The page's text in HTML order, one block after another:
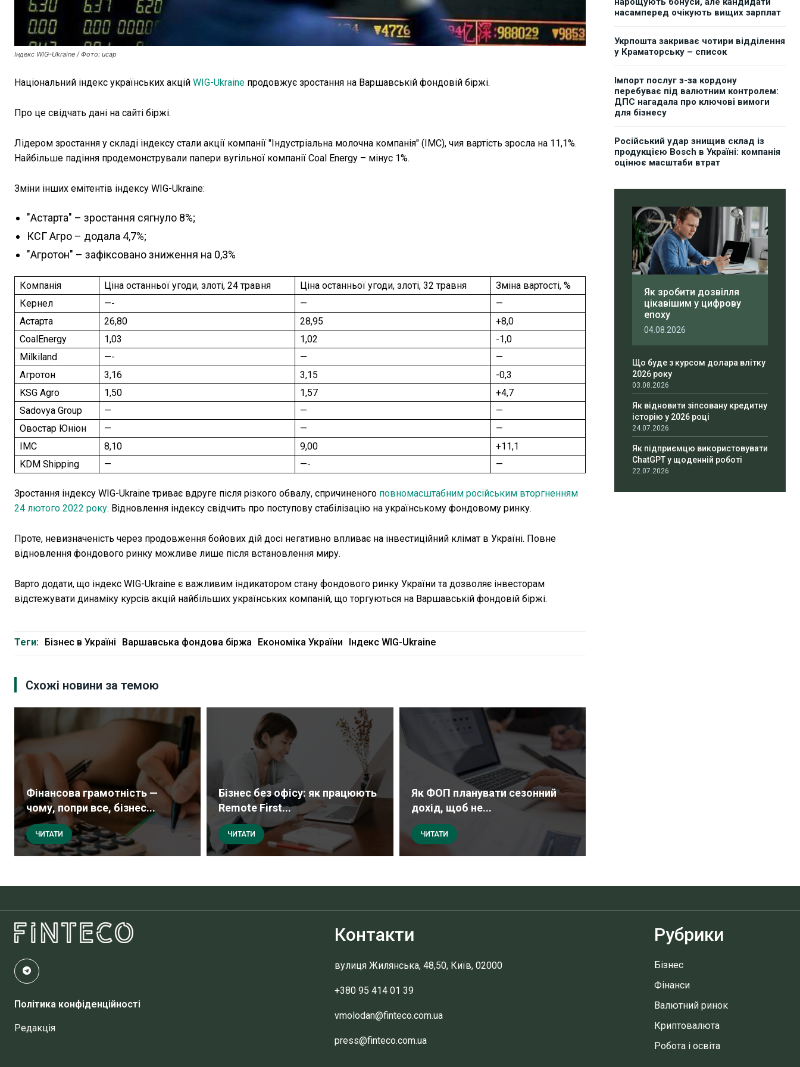
Індекс WIG-Ukraine / Фото: ucap
Національний індекс українських акцій WIG-Ukraine продовжує зростання на Варшавській фондовій біржі.
Про це свідчать дані на сайті біржі.
Лідером зростання у складі індексу стали акції компанії "Індустріальна молочна компанія" (IMC), чия вартість зросла на 11,1%.
Найбільше падіння продемонстрували папери вугільної компанії Coal Energy – мінус 1%.
Зміни інших емітентів індексу WIG-Ukraine:
"Астарта" – зростання сягнуло 8%;
КСГ Агро – додала 4,7%;
"Агротон" – зафіксовано зниження на 0,3%
Компанія Ціна останньої угоди, злоті, 24 травня Ціна останньої угоди, злоті, 32 травня
Зміна вартості, %
Кернел
—- —
—
Астарта
26,80 28,95
+8,0
CoalEnergy
1,03 1,02
-1,0
Milkiland
—- —
—
Агротон
3,16 3,15
-0,3
KSG Agro
1,50 1,57
+4,7
Sadovya Group
— —
—
Овостар Юніон
— —
—
IMC
8,10 9,00
+11,1
KDM Shipping
— —- —
Зростання індексу WIG-Ukraine триває вдруге після різкого обвалу, спричиненого повномасштабним російським вторгненням
24 лютого 2022 року. Відновлення індексу свідчить про поступову стабілізацію на українському фондовому ринку.
Проте, невизначеність через продовження бойових дій досі негативно впливає на інвестиційний клімат в Україні. Повне
відновлення фондового ринку можливе лише після встановлення миру.
Варто додати, що індекс WIG-Ukraine є важливим індикатором стану фондового ринку України та дозволяє інвесторам
відстежувати динаміку курсів акцій найбільших українських компаній, що торгуються на Варшавській фондовій біржі.
Теги: Бізнес в Україні Варшавська фондова біржа Економіка України Індекс WIG-Ukraine
Схожі новини за темою
Фінансова грамотність —
чому, попри все, бізнес...
ЧИТАТИ
Бізнес без офісу: як працюють
Remote First...
ЧИТАТИ
Як ФОП планувати сезонний
дохід, щоб не...
ЧИТАТИ
насамперед очікують вищих зарплат
Укрпошта закриває чотири відділення
у Краматорську – список
Імпорт послуг з-за кордону
перебуває під валютним контролем:
ДПС нагадала про ключові вимоги
для бізнесу
Російський удар знищив склад із
продукцією Bosch в Україні: компанія
оцінює масштаби втрат
Як зробити дозвілля
цікавішим у цифрову
епоху
04.08.2026
Що буде з курсом долара влітку
2026 року
03.08.2026
Як відновити зіпсовану кредитну
історію у 2026 році
24.07.2026
Як підприємцю використовувати
ChatGPT у щоденній роботі
22.07.2026
Політика конфіденційності
Редакція
Контакти
вулиця Жилянська, 48,50, Київ, 02000
+380 95 414 01 39
vmolodan@finteco.com.ua
press@finteco.com.ua
Рубрики
Бізнес
Фінанси
Валютний ринок
Криптовалюта
Робота і освіта